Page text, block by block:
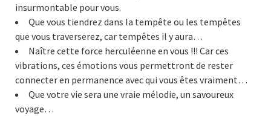
insurmontable pour vous.
Que vous tiendrez dans la tempête ou les tempêtes
que vous traverserez, car tempêtes il y aura…
Naître cette force herculéenne en vous !!! Car ces
vibrations, ces émotions vous permettront de rester
connecter en permanence avec qui vous êtes vraiment…
Que votre vie sera une vraie mélodie, un savoureux
voyage…